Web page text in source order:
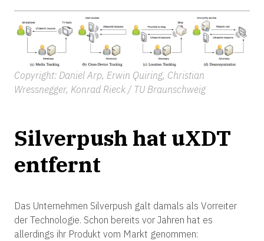
Copyright: Daniel Arp, Erwin Quiring, Christian
Wressnegger, Konrad Rieck / TU Braunschweig
Silverpush hat uXDT
entfernt
Das Unternehmen Silverpush galt damals als Vorreiter
der Technologie. Schon bereits vor Jahren hat es
allerdings ihr Produkt vom Markt genommen: